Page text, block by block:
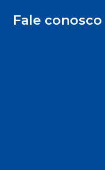
Fale conosco